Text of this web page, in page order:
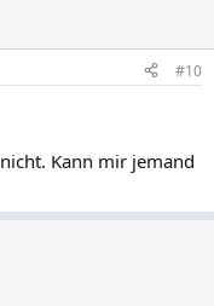
#10
Kann mir jemand